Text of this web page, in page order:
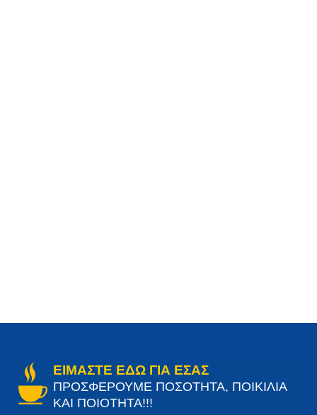
ΕΙΜΑΣΤΕ ΕΔΩ ΓΙΑ ΕΣΑΣ
ΠΡΟΣΦΕΡΟΥΜΕ ΠΟΣΟΤΗΤΑ, ΠΟΙΚΙΛΙΑ
ΚΑΙ ΠΟΙΟΤΗΤΑ!!!